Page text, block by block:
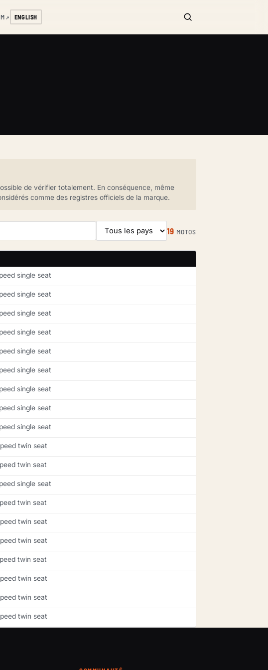
↗ ENGLISH
de vérifier totalement. En conséquence, même
comme des registres officiels de la marque.
19 MOTOS
single seat
single seat
single seat
single seat
single seat
single seat
single seat
single seat
single seat
twin seat
twin seat
single seat
twin seat
twin seat
twin seat
twin seat
twin seat
twin seat
twin seat